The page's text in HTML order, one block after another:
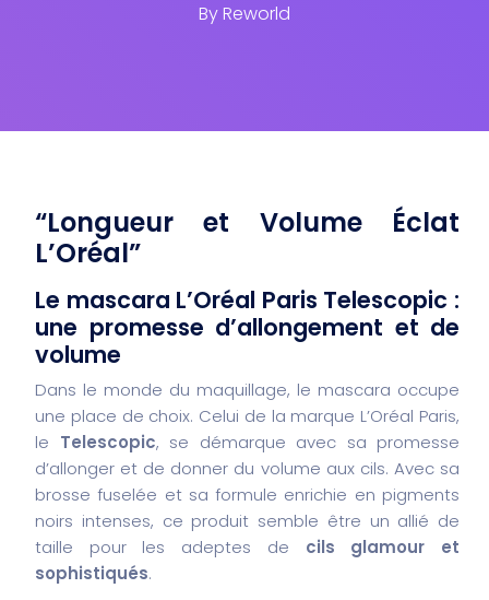
ByReworld
“Longueur et Volume Éclat
L’Oréal”
Le mascara L’Oréal Paris Telescopic :
une promesse d’allongement et de
volume
Dans le monde du maquillage, le mascara occupe
une place de choix. Celui de la marque L’Oréal Paris,
le Telescopic, se démarque avec sa promesse
d’allonger et de donner du volume aux cils. Avec sa
brosse fuselée et sa formule enrichie en pigments
noirs intenses, ce produit semble être un allié de
taille pour les adeptes de cils glamour et
sophistiqués.